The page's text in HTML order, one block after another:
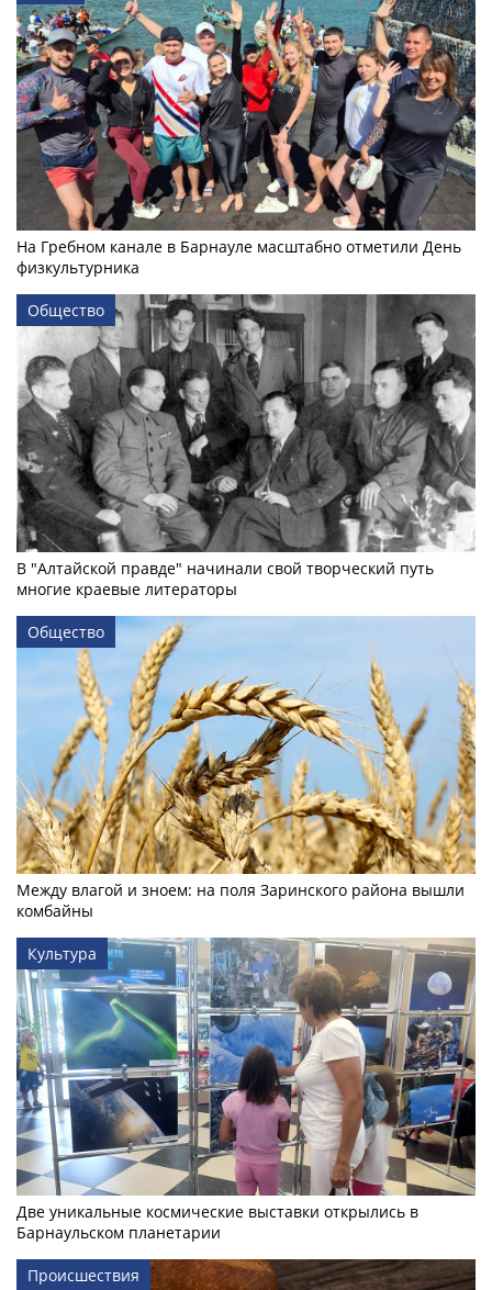
На Гребном канале в Барнауле масштабно отметили День
физкультурника
Общество
В "Алтайской правде" начинали свой творческий путь
многие краевые литераторы
Общество
Между влагой и зноем: на поля Заринского района вышли
комбайны
Культура
Две уникальные космические выставки открылись в
Барнаульском планетарии
Происшествия